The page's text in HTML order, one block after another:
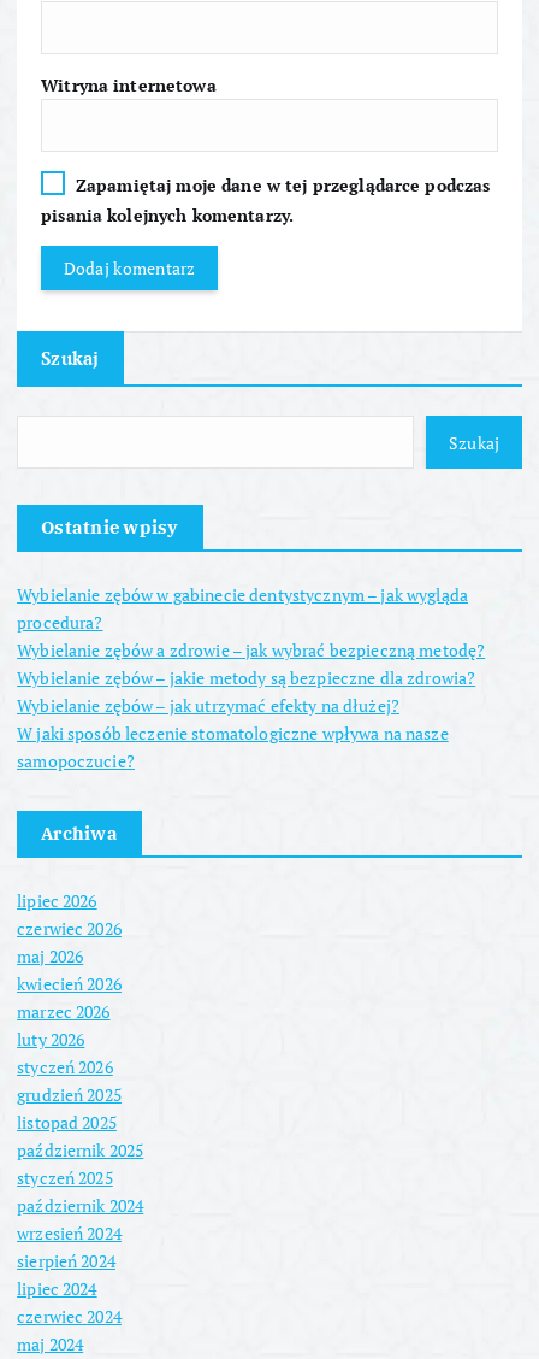
Witryna internetowa
Zapamiętaj moje dane w tej przeglądarce podczas
pisania kolejnych komentarzy.
Szukaj
Szukaj
Ostatnie wpisy
Wybielanie zębów w gabinecie dentystycznym – jak wygląda
procedura?
Wybielanie zębów a zdrowie – jak wybrać bezpieczną metodę?
Wybielanie zębów – jakie metody są bezpieczne dla zdrowia?
Wybielanie zębów – jak utrzymać efekty na dłużej?
W jaki sposób leczenie stomatologiczne wpływa na nasze
samopoczucie?
Archiwa
lipiec 2026
czerwiec 2026
maj 2026
kwiecień 2026
marzec 2026
luty 2026
styczeń 2026
grudzień 2025
listopad 2025
październik 2025
styczeń 2025
październik 2024
wrzesień 2024
sierpień 2024
lipiec 2024
czerwiec 2024
maj 2024